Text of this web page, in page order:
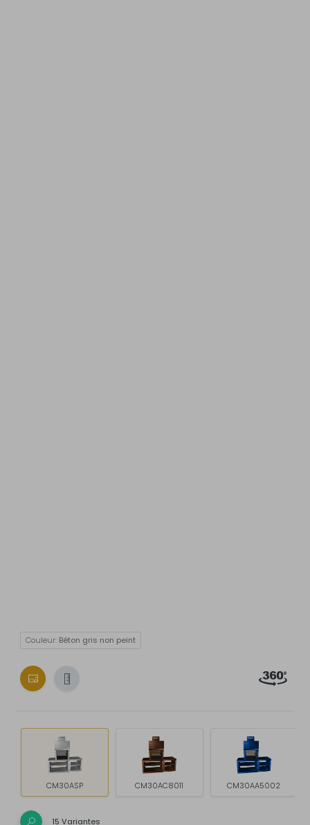
Couleur: Béton gris non peint
CM30ASP CM30AC8011 CM30AA5002
15 Variantes